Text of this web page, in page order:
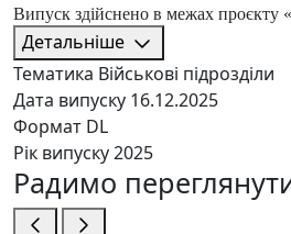
Випуск здійснено в межах проєкту
Детальніше
Тематика Військові підрозділи
Дата випуску 16.12.2025
Формат DL
Рік випуску2025
Радимо